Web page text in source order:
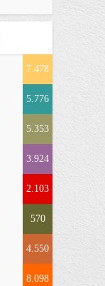
7.478
5.776
5.353
3.924
2.103
570
4.550
8.098